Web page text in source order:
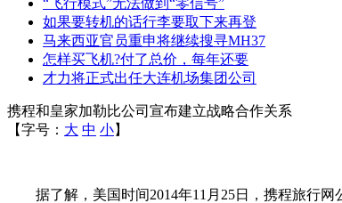
“飞行模式”无法做到“零信号”
如果要转机的话行李要取下来再登
马来西亚官员重申将继续搜寻MH37
怎样买飞机?付了总价，每年还要
才力将正式出任大连机场集团公司
携程和皇家加勒比公司宣布建立战略合作关系
【字号： 大 中 小】
据了解，美国时间2014年11 月 25日，携程旅行网